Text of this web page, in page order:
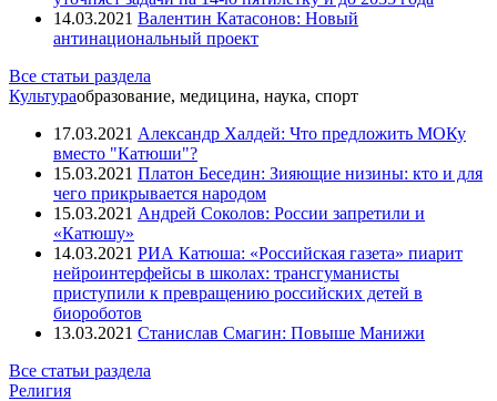
14.03.2021 Валентин Катасонов: Новый
антинациональный проект
Все статьи раздела
Культураобразование, медицина, наука, спорт
17.03.2021 Александр Халдей: Что предложить МОКу
вместо "Катюши"?
15.03.2021 Платон Беседин: Зияющие низины: кто и для
чего прикрывается народом
15.03.2021 Андрей Соколов: России запретили и
«Катюшу»
14.03.2021 РИА Катюша: «Российская газета» пиарит
нейроинтерфейсы в школах: трансгуманисты
приступили к превращению российских детей в
биороботов
13.03.2021 Станислав Смагин: Повыше Манижи
Все статьи раздела
Религия